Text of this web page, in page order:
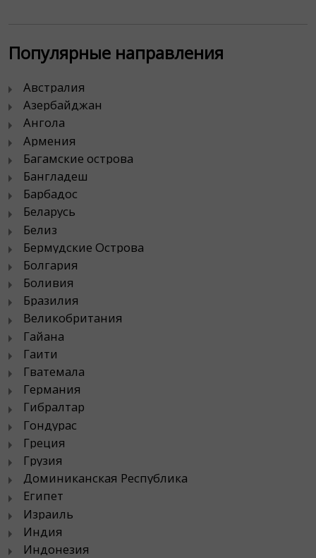
Популярные направления
Австралия
Азербайджан
Ангола
Армения
Багамские острова
Бангладеш
Барбадос
Беларусь
Белиз
Бермудские Острова
Болгария
Боливия
Бразилия
Великобритания
Гайана
Гаити
Гватемала
Германия
Гибралтар
Гондурас
Греция
Грузия
Доминиканская Республика
Египет
Израиль
Индия
Индонезия